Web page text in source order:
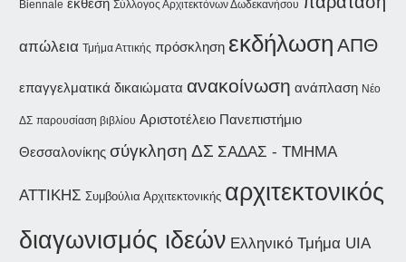
Biennale Σύλλογος Αρχιτεκτόνων Δωδεκανήσου
απώλεια Τμήμα Αττικής πρόσκληση εκδήλωση ΑΠΘ
επαγγελματικά δικαιώματα ανακοίνωση ανάπλαση Νέο
ΔΣ παρουσίαση βιβλίου Αριστοτέλειο Πανεπιστήμιο
Θεσσαλονίκης σύγκληση ΔΣ ΣΑΔΑΣ - ΤΜΗΜΑ
ΑΤΤΙΚΗΣ Συμβούλια Αρχιτεκτονικής αρχιτεκτονικός
διαγωνισμός ιδεών Ελληνικό Τμήμα UIA